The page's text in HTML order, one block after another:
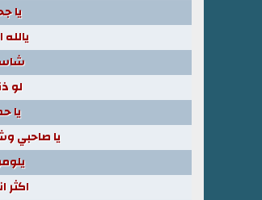
يا
يالله
لو
يا
يا صاحبي
اكثر